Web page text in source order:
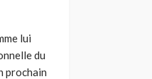
lui
du
prochain